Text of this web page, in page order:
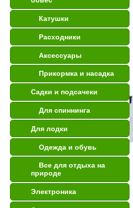
Катушки
Расходники
Аксессуары
Прикормка и насадка
Садки и подсачеки
Для спиннинга
Для лодки
Одежда и обувь
Все для отдыха на
природе
Электроника